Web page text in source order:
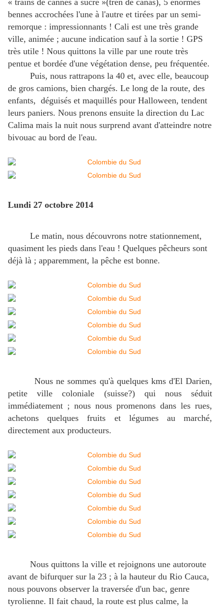
« trains de cannes à sucre »(tren de cañas), 5 énormes
bennes accrochées l'une à l'autre et tirées par un semi-
remorque : impressionnants ! Cali est une très grande
ville, animée ; aucune indication sauf à la sortie ! GPS
très utile ! Nous quittons la ville par une route très
pentue et bordée d'une végétation dense, peu fréquentée.
Puis, nous rattrapons la 40 et, avec elle, beaucoup
de gros camions, bien chargés. Le long de la route, des
enfants, déguisés et maquillés pour Halloween, tendent
leurs paniers. Nous prenons ensuite la direction du Lac
Calima mais la nuit nous surprend avant d'atteindre notre
bivouac au bord de l'eau.
Lundi 27 octobre 2014
Le matin, nous découvrons notre stationnement,
quasiment les pieds dans l'eau ! Quelques pêcheurs sont
déjà là ; apparemment, la pêche est bonne.
Nous ne sommes qu'à quelques kms d'El Darien,
petite ville coloniale (suisse?) qui nous séduit
immédiatement ; nous nous promenons dans les rues,
achetons quelques fruits et légumes au marché,
directement aux producteurs.
Nous quittons la ville et rejoignons une autoroute
avant de bifurquer sur la 23 ; à la hauteur du Rio Cauca,
nous pouvons observer la traversée d'un bac, genre
tyrolienne. Il fait chaud, la route est plus calme, la